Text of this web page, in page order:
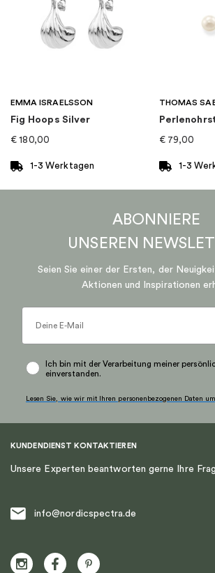
EMMA ISRAELSSON
Fig Hoops Silver
€ 180,00
1-3 Werktagen
THOMAS
€ 79,00
1-3
ABONNIERE
UNSEREN
Seien Sie einer der Ersten, der
Aktionen und Inspirationen
Ich bin mit der Verarbeitung meiner
einverstanden.
Lesen Sie, wie wir mit Ihren personenbezogenen Daten
KUNDENDIENST KONTAKTIEREN
Unsere Experten beantworten gerne Ihre
info@nordicspectra.de